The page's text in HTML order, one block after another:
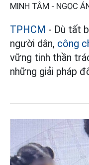
MINH TÂM - NGỌC
TPHCM - Dù tất
người dân, công
vững tinh thần
những giải pháp